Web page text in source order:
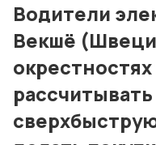
Политика
Водители
Векшё